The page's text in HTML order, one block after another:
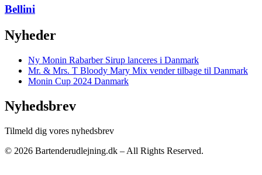
Bellini
Nyheder
Ny Monin Rabarber Sirup lanceres i Danmark
Mr. & Mrs. T Bloody Mary Mix vender tilbage til Danmark
Monin Cup 2024 Danmark
Nyhedsbrev
Tilmeld dig vores nyhedsbrev
© 2026 Bartenderudlejning.dk – All Rights Reserved.